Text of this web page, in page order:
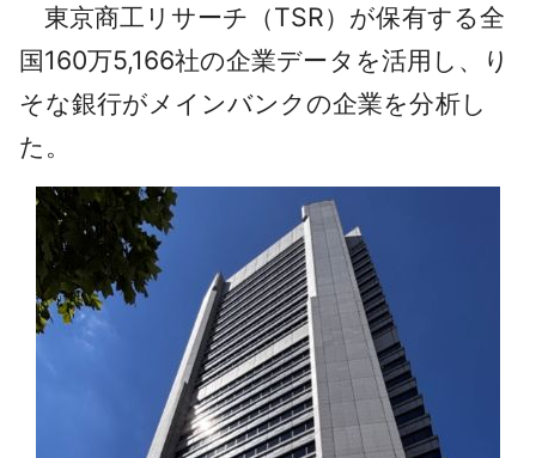
東京商工リサーチ（TSR）が保有する全
国160万5,166社の企業データを活用し、り
そな銀行がメインバンクの企業を分析し
た。